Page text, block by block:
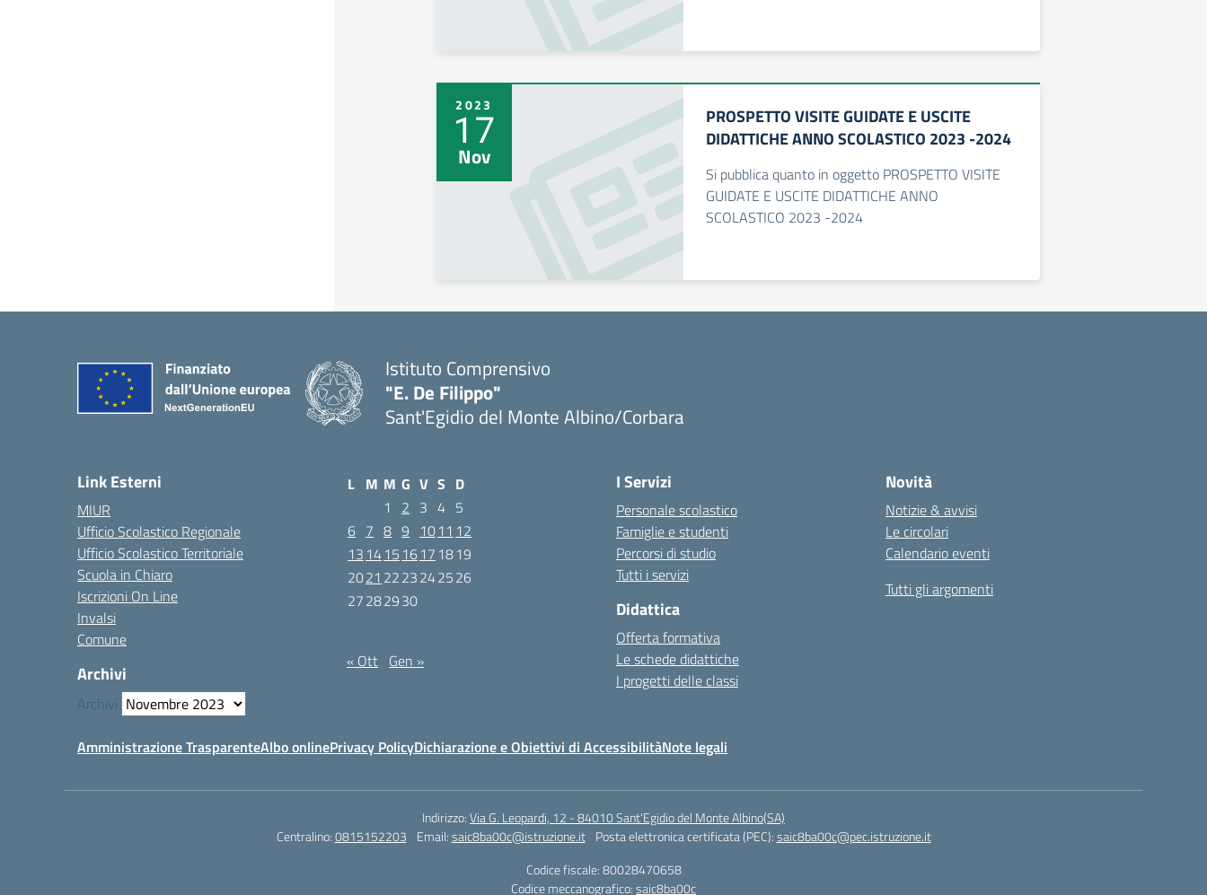
2023
17
Nov
PROSPETTO VISITE GUIDATE E USCITE
DIDATTICHE ANNO SCOLASTICO 2023 -2024
Si pubblica quanto in oggetto PROSPETTO VISITE
GUIDATE E USCITE DIDATTICHE ANNO
SCOLASTICO 2023 -2024
Istituto Comprensivo
"E. De Filippo"
Sant'Egidio del Monte Albino/Corbara
Link Esterni
MIUR
Ufficio Scolastico Regionale
Ufficio Scolastico Territoriale
Scuola in Chiaro
Iscrizioni On Line
Invalsi
Comune
Archivi
Archivi
L M M G V S D
1
2 3 4 5
6 7 8 9 1011 12
13 1415 1617 1819
2021 2223242526
27282930
« Ott Gen »
I Servizi
Personale scolastico
Famiglie e studenti
Percorsi di studio
Tutti i servizi
Didattica
Offerta formativa
Le schede didattiche
I progetti delle classi
Novità
Notizie & avvisi
Le circolari
Calendario eventi
Tutti gli argomenti
Amministrazione TrasparenteAlbo onlinePrivacy PolicyDichiarazione e Obiettivi di AccessibilitàNote legali
Indirizzo:Via G. Leopardi, 12 - 84010 Sant’Egidio del Monte Albino(SA)
Centralino:0815152203 Email:saic8ba00c@istruzione.it Posta elettronica certificata (PEC):saic8ba00c@pec.istruzione.it
Codice fiscale: 80028470658
Codice meccanografico:saic8ba00c